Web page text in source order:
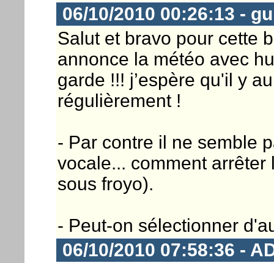
06/10/2010 00:26:13 -
Salut et bravo pour cette
annonce la météo avec
garde !!! j’espère qu'il y
régulièrement !
- Par contre il ne semble
vocale... comment
sous froyo).
- Peut-on sélectionner
06/10/2010 07:58:36 -